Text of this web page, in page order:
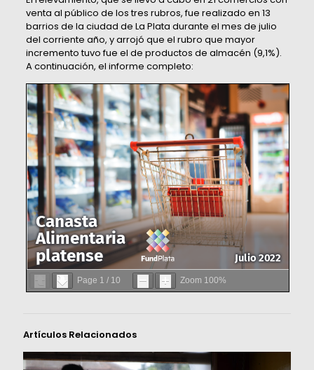
venta al público de los tres rubros, fue realizado en 13
barrios de la ciudad de La Plata durante el mes de julio
del corriente año, y arrojó que el rubro que mayor
incremento tuvo fue el de productos de almacén (9,1%).
A continuación, el informe completo:
Page 1 / 10 Zoom 100%
Artículos Relacionados